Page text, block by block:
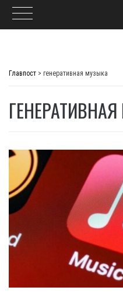
Главпост > генеративная музыка